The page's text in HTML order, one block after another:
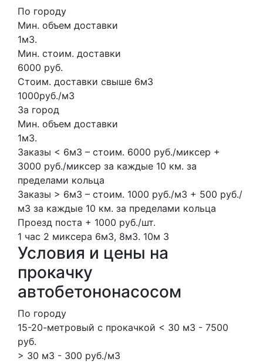
По городу
Мин. объем доставки
1м3.
Мин. стоим. доставки
6000 руб.
Стоим. доставки свыше 6м3
1000руб./м3
За город
Мин. объем доставки
1м3.
Заказы < 6м3 – стоим. 6000 руб./миксер +
3000 руб./миксер за каждые 10 км. за
пределами кольца
Заказы > 6м3 – стоим. 1000 руб./м3 + 500 руб./
м3 за каждые 10 км. за пределами кольца
Проезд поста + 1000 руб./шт.
1 час 2 миксера 6м3, 8м3. 10м 3
Условия и цены на
прокачку
автобетононасосом
По городу
15-20-метровый с прокачкой < 30 м3 - 7500
руб.
> 30 м3 - 300 руб./м3